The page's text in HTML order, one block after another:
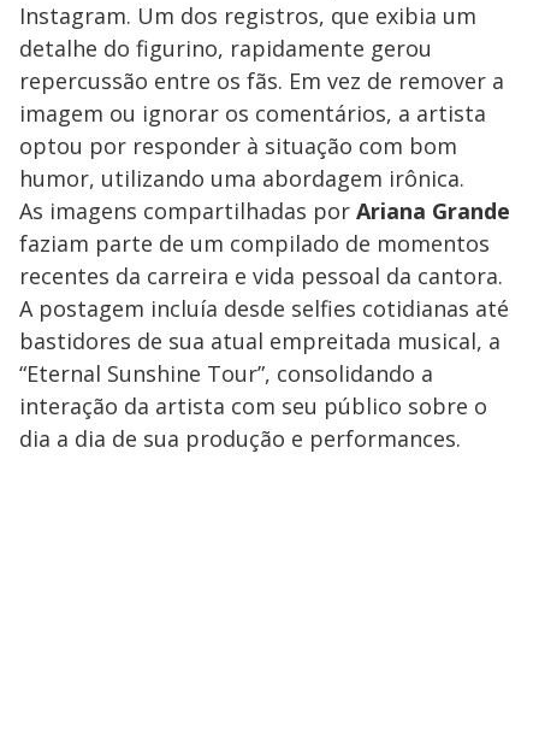
Instagram. Um dos registros, que exibia um
detalhe do figurino, rapidamente gerou
repercussão entre os fãs. Em vez de remover a
imagem ou ignorar os comentários, a artista
optou por responder à situação com bom
humor, utilizando uma abordagem irônica.
As imagens compartilhadas por Ariana Grande
faziam parte de um compilado de momentos
recentes da carreira e vida pessoal da cantora.
A postagem incluía desde selfies cotidianas até
bastidores de sua atual empreitada musical, a
“Eternal Sunshine Tour”, consolidando a
interação da artista com seu público sobre o
dia a dia de sua produção e performances.